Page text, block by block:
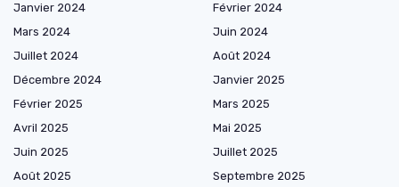
Janvier 2024
Février 2024
Mars 2024
Juin 2024
Juillet 2024
Août 2024
Décembre 2024
Janvier 2025
Février 2025
Mars 2025
Avril 2025
Mai 2025
Juin 2025
Juillet 2025
Août 2025
Septembre 2025